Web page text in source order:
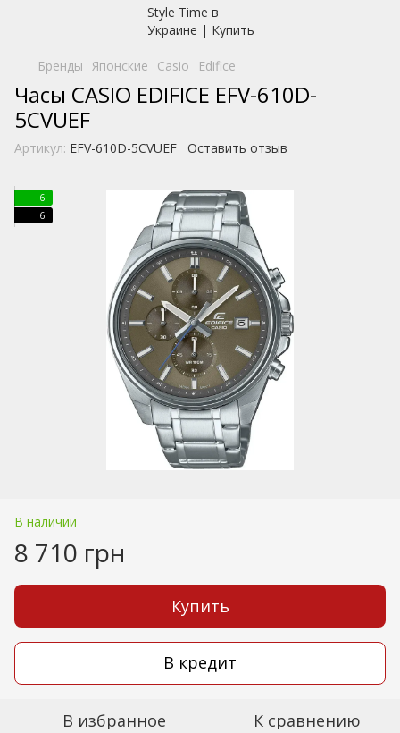
Бренды Японские Casio Edifice
Часы CASIO EDIFICE EFV-610D-
5CVUEF
Артикул: EFV-610D-5CVUEF Оставить отзыв
6
6
В наличии
8 710 грн
Купить
В кредит
В избранное К сравнению